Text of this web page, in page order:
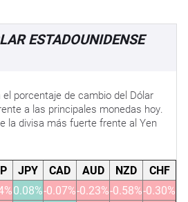
ESTADOUNIDENSE
porcentaje de cambio del Dólar
a las principales monedas hoy.
la divisa más fuerte frente al Yen
JPY CAD AUD NZD
CHF
0.08%-0.07%-0.23%-0.58%-0.30%